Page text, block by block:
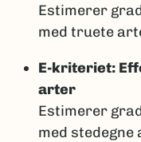
Estimerer
med truete
E-kriteriet:
arter
Estimerer
med stedegne